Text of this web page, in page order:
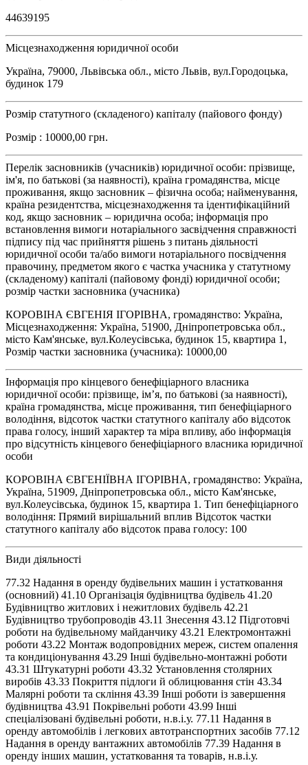
44639195
Місцезнаходження юридичної особи
Україна, 79000, Львівська обл., місто Львів, вул.Городоцька,
будинок 179
Розмір статутного (складеного) капіталу (пайового фонду)
Розмір : 10000,00 грн.
Перелік засновників (учасників) юридичної особи: прізвище,
ім'я, по батькові (за наявності), країна громадянства, місце
проживання, якщо засновник – фізична особа; найменування,
країна резидентства, місцезнаходження та ідентифікаційний
код, якщо засновник – юридична особа; інформація про
встановлення вимоги нотаріального засвідчення справжності
підпису під час прийняття рішень з питань діяльності
юридичної особи та/або вимоги нотаріального посвідчення
правочину, предметом якого є частка учасника у статутному
(складеному) капіталі (пайовому фонді) юридичної особи;
розмір частки засновника (учасника)
КОРОВІНА ЄВГЕНІЯ ІГОРІВНА, громадянство: Україна,
Місцезнаходження: Україна, 51900, Дніпропетровська обл.,
місто Кам'янське, вул.Колеусівська, будинок 15, квартира 1,
Розмір частки засновника (учасника): 10000,00
Інформація про кінцевого бенефіціарного власника
юридичної особи: прізвище, ім’я, по батькові (за наявності),
країна громадянства, місце проживання, тип бенефіціарного
володіння, відсоток частки статутного капіталу або відсоток
права голосу, інший характер та міра впливу, або інформація
про відсутність кінцевого бенефіціарного власника юридичної
особи
КОРОВІНА ЄВГЕНІЇВНА ІГОРІВНА, громадянство: Україна,
Україна, 51909, Дніпропетровська обл., місто Кам'янське,
вул.Колеусівська, будинок 15, квартира 1. Тип бенефіціарного
володіння: Прямий вирішальний вплив Відсоток частки
статутного капіталу або відсоток права голосу: 100
Види діяльності
77.32 Надання в оренду будівельних машин і устатковання
(основний) 41.10 Організація будівництва будівель 41.20
Будівництво житлових і нежитлових будівель 42.21
Будівництво трубопроводів 43.11 Знесення 43.12 Підготовчі
роботи на будівельному майданчику 43.21 Електромонтажні
роботи 43.22 Монтаж водопровідних мереж, систем опалення
та кондиціонування 43.29 Інші будівельно-монтажні роботи
43.31 Штукатурні роботи 43.32 Установлення столярних
виробів 43.33 Покриття підлоги й облицювання стін 43.34
Малярні роботи та скління 43.39 Інші роботи із завершення
будівництва 43.91 Покрівельні роботи 43.99 Інші
спеціалізовані будівельні роботи, н.в.і.у. 77.11 Надання в
оренду автомобілів і легкових автотранспортних засобів 77.12
Надання в оренду вантажних автомобілів 77.39 Надання в
оренду інших машин, устатковання та товарів, н.в.і.у.